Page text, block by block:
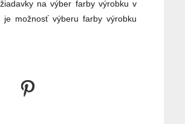
na výber farby výrobku v
možnosť výberu farby výrobku